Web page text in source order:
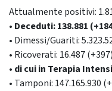
Attualmente positivi:
• Deceduti: 138.881
• Dimessi/Guariti:
• Ricoverati: 16.487 (+397)
• di cui in Terapia
• Tamponi: 147.165.930